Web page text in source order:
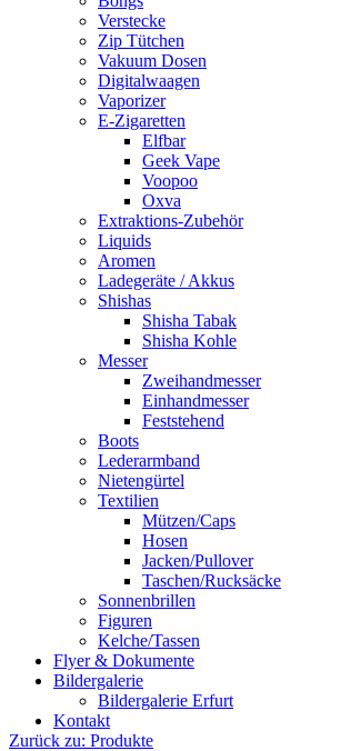
Verstecke
Zip Tütchen
Vakuum Dosen
Digitalwaagen
Vaporizer
E-Zigaretten
Elfbar
Geek Vape
Voopoo
Oxva
Extraktions-Zubehör
Liquids
Aromen
Ladegeräte / Akkus
Shishas
Shisha Tabak
Shisha Kohle
Messer
Zweihandmesser
Einhandmesser
Feststehend
Boots
Lederarmband
Nietengürtel
Textilien
Mützen/Caps
Hosen
Jacken/Pullover
Taschen/Rucksäcke
Sonnenbrillen
Figuren
Kelche/Tassen
Flyer & Dokumente
Bildergalerie
Bildergalerie Erfurt
Kontakt
Zurück zu: Produkte